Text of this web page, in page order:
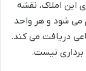
این املاک، نقشه
می شود و هر واحد
دریافت می کند.
برداری نیست.